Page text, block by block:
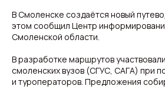
В Смоленске создаётся новый
этом сообщил Центр
Смоленской области.
В разработке маршрутов
смоленских вузов (СГУС, САГА) при
и туроператоров. Предложения